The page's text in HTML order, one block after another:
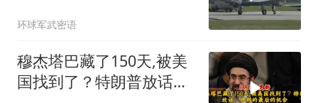
环球军武密语
穆杰塔巴藏了150天,被美
国找到了？特朗普放话：